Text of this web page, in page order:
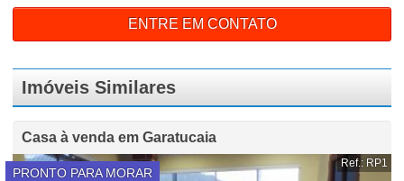
ENTRE EM CONTATO
Imóveis Similares
Casa à venda em Garatucaia
PRONTO PARA MORAR
Ref.: RP1